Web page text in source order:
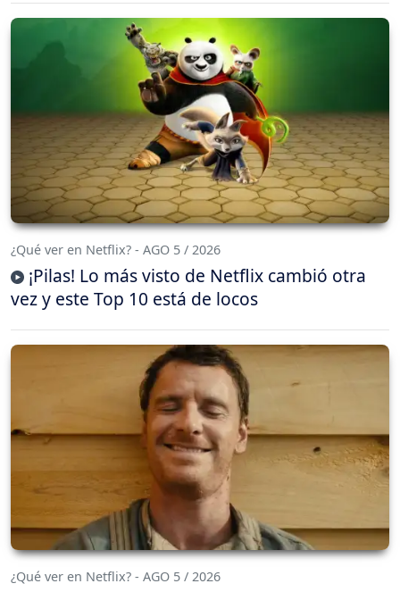
¿Qué ver en Netflix? - AGO 5 / 2026
¡Pilas! Lo más visto de Netflix cambió otra
vez y este Top 10 está de locos
¿Qué ver en Netflix? - AGO 5 / 2026